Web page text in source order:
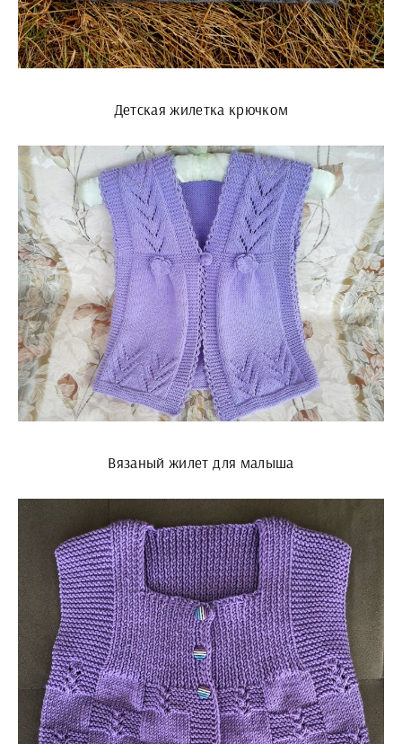
Детская жилетка крючком
Вязаный жилет для малыша